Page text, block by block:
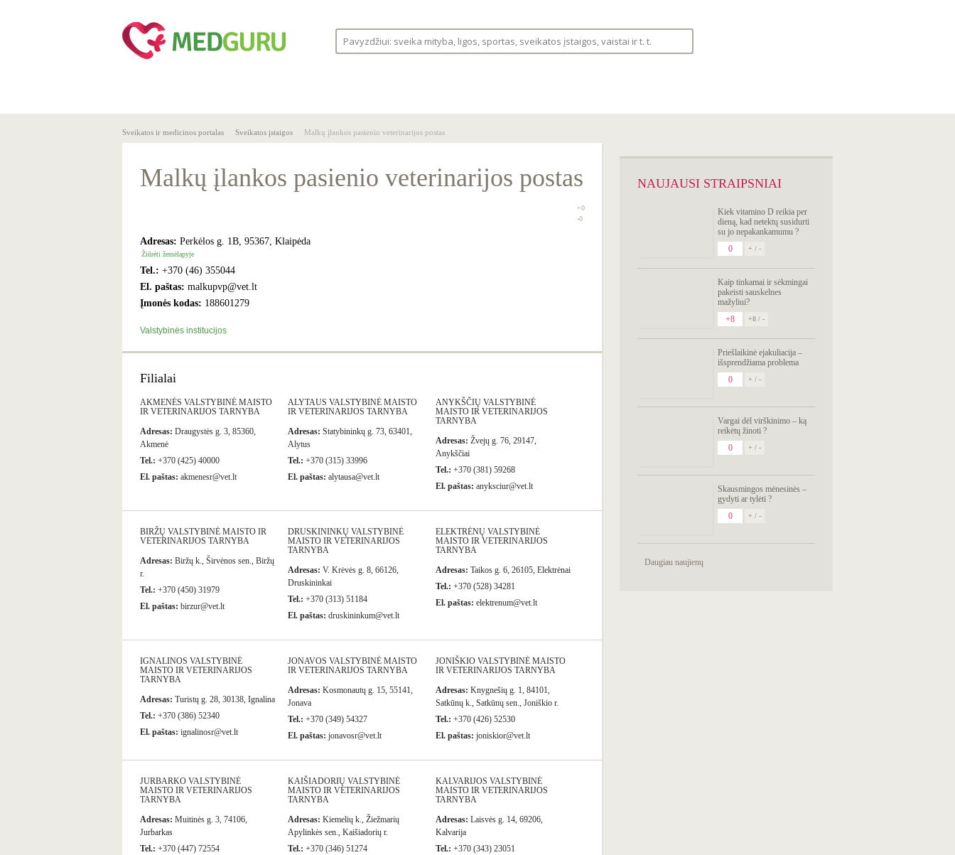
Sveikatos ir medicinos portalas Sveikatos įstaigos Malkų įlankos pasienio veterinarijos postas
Malkų įlankos pasienio veterinarijos postas
+0
-0
Adresas: Perkėlos g. 1B, 95367, Klaipėda
Žiūrėti žemėlapyje
Tel.: +370 (46) 355044
El. paštas: malkupvp@vet.lt
Įmonės kodas: 188601279
Valstybinės institucijos
Filialai
AKMENĖS VALSTYBINĖ MAISTO
IR VETERINARIJOS TARNYBA
Adresas: Draugystės g. 3, 85360,
Akmenė
Tel.: +370 (425) 40000
El. paštas: akmenesr@vet.lt
ALYTAUS VALSTYBINĖ MAISTO
IR VETERINARIJOS TARNYBA
Adresas: Statybininkų g. 73, 63401,
Alytus
Tel.: +370 (315) 33996
El. paštas: alytausa@vet.lt
ANYKŠČIŲ VALSTYBINĖ
MAISTO IR VETERINARIJOS
TARNYBA
Adresas: Žvejų g. 76, 29147,
Anykščiai
Tel.: +370 (381) 59268
El. paštas: anyksciur@vet.lt
BIRŽŲ VALSTYBINĖ MAISTO IR
VETERINARIJOS TARNYBA
Adresas: Biržų k., Širvėnos sen., Biržų
r.
Tel.: +370 (450) 31979
El. paštas: birzur@vet.lt
DRUSKININKŲ VALSTYBINĖ
MAISTO IR VETERINARIJOS
TARNYBA
Adresas: V. Krėvės g. 8, 66126,
Druskininkai
Tel.: +370 (313) 51184
El. paštas: druskininkum@vet.lt
ELEKTRĖNŲ VALSTYBINĖ
MAISTO IR VETERINARIJOS
TARNYBA
Adresas: Taikos g. 6, 26105, Elektrėnai
Tel.: +370 (528) 34281
El. paštas: elektrenum@vet.lt
IGNALINOS VALSTYBINĖ
MAISTO IR VETERINARIJOS
TARNYBA
Adresas: Turistų g. 28, 30138, Ignalina
Tel.: +370 (386) 52340
El. paštas: ignalinosr@vet.lt
JONAVOS VALSTYBINĖ MAISTO
IR VETERINARIJOS TARNYBA
Adresas: Kosmonautų g. 15, 55141,
Jonava
Tel.: +370 (349) 54327
El. paštas: jonavosr@vet.lt
JONIŠKIO VALSTYBINĖ MAISTO
IR VETERINARIJOS TARNYBA
Adresas: Knygnešių g. 1, 84101,
Satkūnų k., Satkūnų sen., Joniškio r.
Tel.: +370 (426) 52530
El. paštas: joniskior@vet.lt
JURBARKO VALSTYBINĖ
MAISTO IR VETERINARIJOS
TARNYBA
Adresas: Muitinės g. 3, 74106,
Jurbarkas
Tel.: +370 (447) 72554
KAIŠIADORIŲ VALSTYBINĖ
MAISTO IR VETERINARIJOS
TARNYBA
Adresas: Kiemelių k., Žiežmarių
Apylinkės sen., Kaišiadorių r.
Tel.: +370 (346) 51274
KALVARIJOS VALSTYBINĖ
MAISTO IR VETERINARIJOS
TARNYBA
Adresas: Laisvės g. 14, 69206,
Kalvarija
Tel.: +370 (343) 23051
NAUJAUSI STRAIPSNIAI
Kiek vitamino D reikia per
dieną, kad netektų susidurti
su jo nepakankamumu ?
0
+ / -
Kaip tinkamai ir sėkmingai
pakeisti sauskelnes
mažyliui?
+8
+8 / -
Priešlaikinė ejakuliacija –
išsprendžiama problema
0
+ / -
Vargai dėl virškinimo – ką
reikėtų žinoti ?
0
+ / -
Skausmingos mėnesinės –
gydyti ar tylėti ?
0
+ / -
Daugiau naujienų